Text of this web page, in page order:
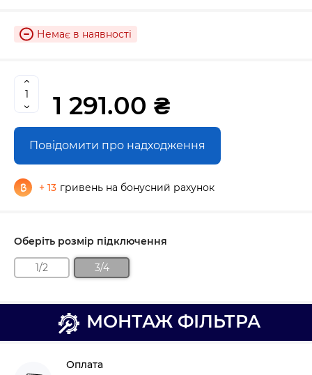
Немає в наявності
1 291.00 ₴
Повідомити про надходження
+ 13 гривень на бонусний рахунок
Оберіть розмір підключення
1/2 3/4
МОНТАЖ ФІЛЬТРА
Оплата